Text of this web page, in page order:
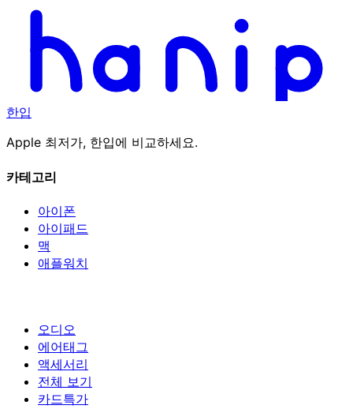
한입
Apple 최저가, 한입에 비교하세요.
카테고리
아이폰
아이패드
맥
애플워치
오디오
에어태그
액세서리
전체 보기
카드특가